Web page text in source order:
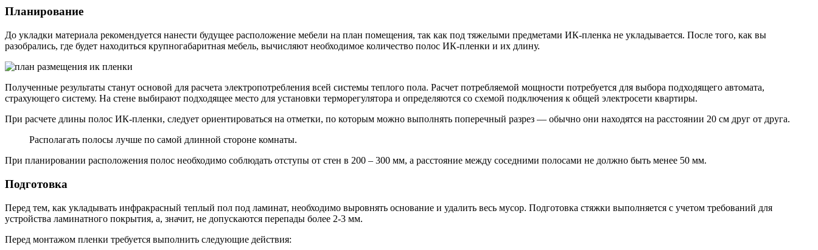
Планирование
До укладки материала рекомендуется нанести будущее расположение мебели на план помещения, так как под тяжелыми предметами ИК-пленка не укладывается. После того, как вы
разобрались, где будет находиться крупногабаритная мебель, вычисляют необходимое количество полос ИК-пленки и их длину.
Полученные результаты станут основой для расчета электропотребления всей системы теплого пола. Расчет потребляемой мощности потребуется для выбора подходящего автомата,
страхующего систему. На стене выбирают подходящее место для установки терморегулятора и определяются со схемой подключения к общей электросети квартиры.
При расчете длины полос ИК-пленки, следует ориентироваться на отметки, по которым можно выполнять поперечный разрез — обычно они находятся на расстоянии 20 см друг от друга.
Располагать полосы лучше по самой длинной стороне комнаты.
При планировании расположения полос необходимо соблюдать отступы от стен в 200 – 300 мм, а расстояние между соседними полосами не должно быть менее 50 мм.
Подготовка
Перед тем, как укладывать инфракрасный теплый пол под ламинат, необходимо выровнять основание и удалить весь мусор. Подготовка стяжки выполняется с учетом требований для
устройства ламинатного покрытия, а, значит, не допускаются перепады более 2-3 мм.
Перед монтажом пленки требуется выполнить следующие действия: